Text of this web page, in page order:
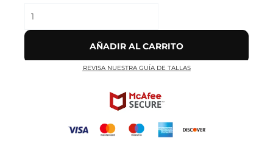
AÑADIR AL CARRITO
REVISA NUESTRA GUÍA DE TALLAS